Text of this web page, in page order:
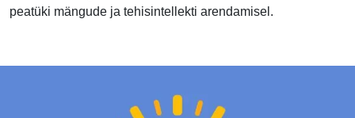
peatüki mängude ja tehisintellekti arendamisel.